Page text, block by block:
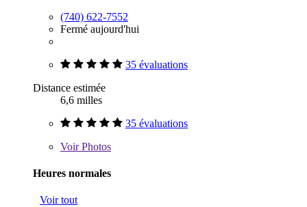
(740) 622-7552
Fermé aujourd'hui
35 évaluations
Distance estimée
6,6 milles
35 évaluations
VoirPhotos
Heures normales
Voir tout